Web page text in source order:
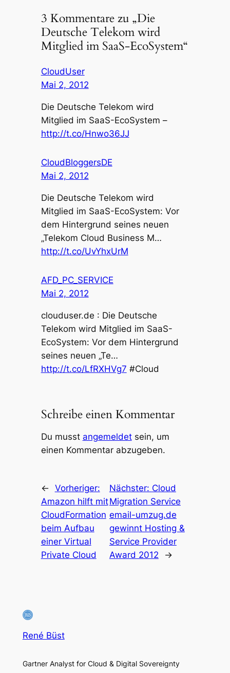
3 Kommentare zu „Die
Deutsche Telekom wird
Mitglied im SaaS-EcoSystem“
CloudUser
Mai 2, 2012
Die Deutsche Telekom wird
Mitglied im SaaS-EcoSystem –
http://t.co/Hnwo36JJ
CloudBloggersDE
Mai 2, 2012
Die Deutsche Telekom wird
Mitglied im SaaS-EcoSystem: Vor
dem Hintergrund seines neuen
„Telekom Cloud Business M…
http://t.co/UvYhxUrM
AFD_PC_SERVICE
Mai 2, 2012
clouduser.de : Die Deutsche
Telekom wird Mitglied im SaaS-
EcoSystem: Vor dem Hintergrund
seines neuen „Te…
http://t.co/LfRXHVg7 #Cloud
Schreibe einen Kommentar
Du musst angemeldetsein, um
einen Kommentar abzugeben.
← Vorheriger:
Amazon hilft mit
CloudFormation
beim Aufbau
einer Virtual
Private Cloud
Nächster: Cloud
Migration Service
email-umzug.de
gewinnt Hosting &
Service Provider
Award 2012
→
René Büst
Gartner Analyst for Cloud & Digital Sovereignty